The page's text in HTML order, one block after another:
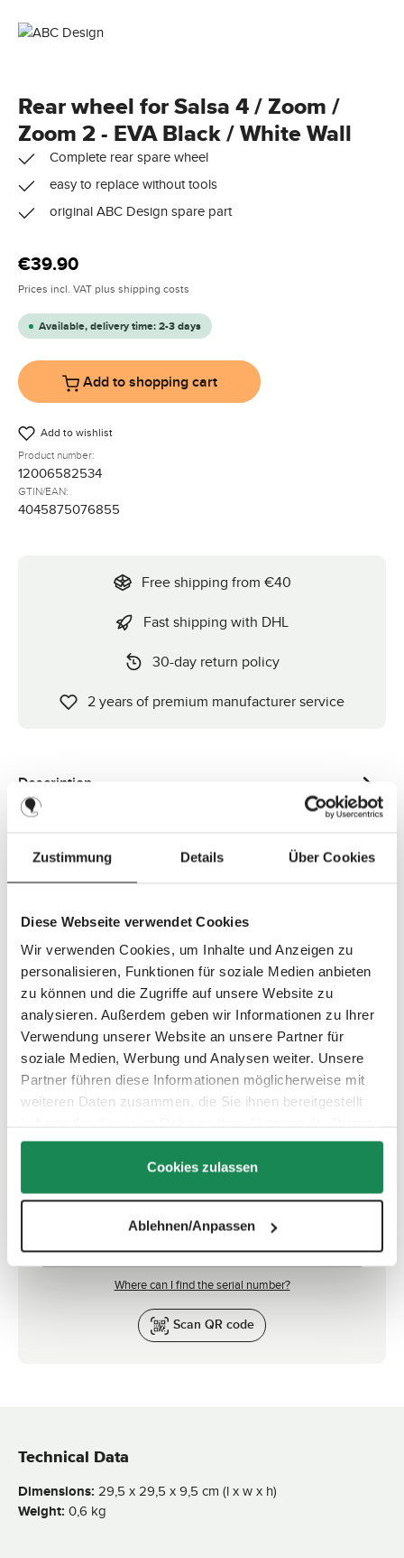
Zustimmung Details Über Cookies
Diese Webseite verwendet Cookies
Wir verwenden Cookies, um Inhalte und Anzeigen zu
personalisieren, Funktionen für soziale Medien anbieten
zu können und die Zugriffe auf unsere Website zu
analysieren. Außerdem geben wir Informationen zu Ihrer
Verwendung unserer Website an unsere Partner für
soziale Medien, Werbung und Analysen weiter. Unsere
Partner führen diese Informationen möglicherweise mit
weiteren Daten zusammen, die Sie ihnen bereitgestellt
gesammelt haben.
Cookies zulassen
Ablehnen/Anpassen
Rear wheel for Salsa 4 / Zoom /
Zoom 2 - EVA Black / White Wall
Complete rear spare wheel
easy to replace without tools
original ABC Design spare part
Regular price:
€39.90
Prices incl. VAT plus shipping costs
Available, delivery time: 2-3 days
Add to shopping cart
Add to wishlist
Product number:
12006582534
GTIN/EAN:
4045875076855
Free shipping from €40
Fast shipping with DHL
30-day return policy
2 years of premium manufacturer service
Description
Rear spare wheel for ABC Design Zoom 2 / Zoom / Salsa 4
repla…More
Fits the following models:
Salsa 4 – Collection(s): 2020, 2021, 2022, 2023
Salsa 4 race-cloud – Collection(s): 2020
Zoom – Collection(s): 2020, 2021, 2022, 2023, 2024,
2025
Zoom 2 – Collection(s): 2025, 2026
Quick check: Does this spare part fit?
Use the serial number search to check within seconds
if this spare part is compatible with your product.
Where can I find the serial number?
Scan QR code
Technical Data
Dimensions: 29,5 x 29,5 x 9,5 cm (l x w x h)
Weight: 0,6 kg